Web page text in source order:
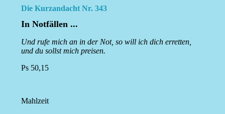
Die Kurzandacht Nr. 343
In Notfällen ...
Und rufe mich an in der Not, so will ich dich erretten,
und du sollst mich preisen.
Ps 50,15
Mahlzeit